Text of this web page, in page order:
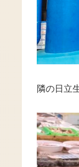
隣の日立